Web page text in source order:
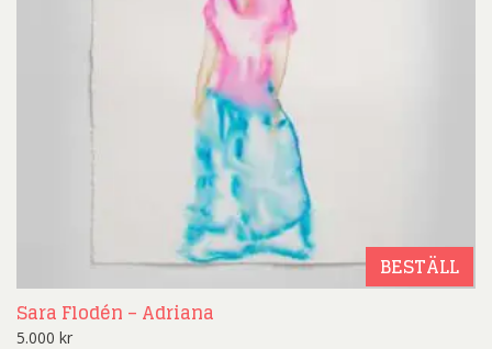
BESTÄLL
Sara Flodén – Adriana
5.000 kr